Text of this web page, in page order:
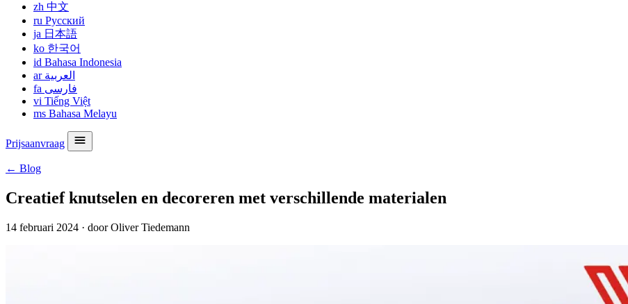
zh 中文
ru Русский
ja 日本語
ko 한국어
id Bahasa Indonesia
ar العربية
fa فارسی
vi Tiếng Việt
ms Bahasa Melayu
Prijsaanvraag
← Blog
Creatief knutselen en decoreren met verschillende materialen
14 februari 2024 · door Oliver Tiedemann